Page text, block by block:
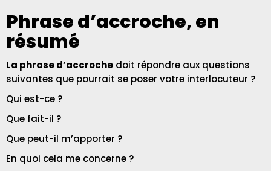
Phrase d’accroche, en
résumé
La phrase d’accroche doit répondre aux questions
suivantes que pourrait se poser votre interlocuteur ?
Qui est-ce ?
Que fait-il ?
Que peut-il m’apporter ?
En quoi cela me concerne ?